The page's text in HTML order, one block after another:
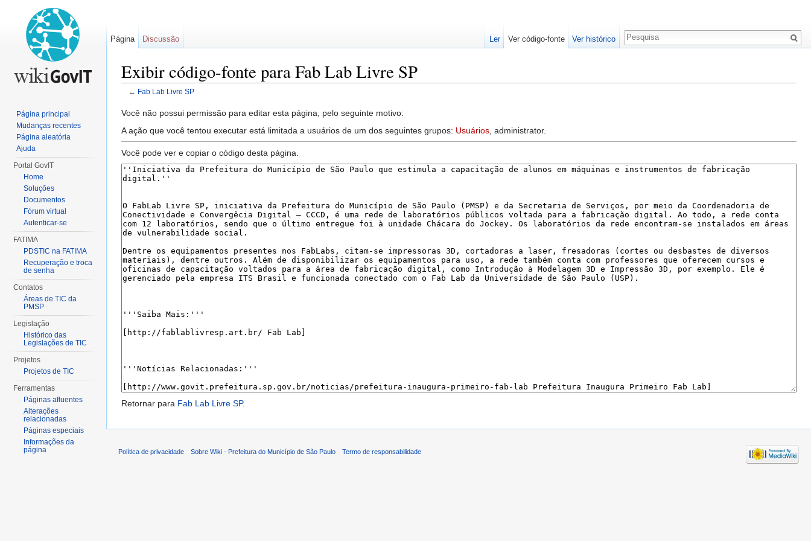
Exibir código-fonte para Fab Lab Livre SP
← Fab Lab Livre SP
Você não possui permissão para editar esta página, pelo seguinte motivo:
A ação que você tentou executar está limitada a usuários de um dos seguintes grupos: Usuários , administrator.
Você pode ver e copiar o código desta página.
Retornar para Fab Lab Livre SP.
Página Discussão Ler Ver código-fonte Ver histórico
Página principal
Mudanças recentes
Página aleatória
Ajuda
Portal GovIT
Home
Soluções
Documentos
Fórum virtual
Autenticar-se
FATIMA
PDSTIC na FATIMA
Recuperação e troca
de senha
Contatos
Áreas de TIC da
PMSP
Legislação
Histórico das
Legislações de TIC
Projetos
Projetos de TIC
Ferramentas
Páginas afluentes
Alterações
relacionadas
Páginas especiais
Informações da
página
Política de privacidade Sobre Wiki - Prefeitura do Município de São Paulo Termo de responsabilidade